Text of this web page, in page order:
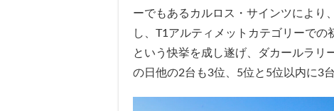
ーでもあるカルロス・サインツにより
し、T1アルティメットカテゴリーで
という快挙を成し遂げ、ダカールラリ
の日他の2台も3位、5位と5位以内に3